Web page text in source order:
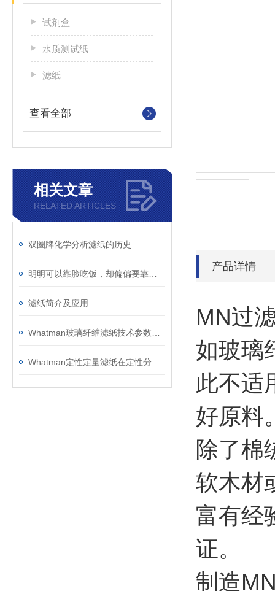
试剂盒
水质测试纸
滤纸
查看全部
相关文章
RELATED ARTICLES
双圈牌化学分析滤纸的历史
滤纸简介及应用
产品详情
MN过
如玻璃
此不适
好原料
除了棉
软木材
富有经
证。
制造